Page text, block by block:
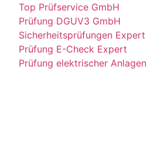
Top Prüfservice GmbH
Prüfung DGUV3 GmbH
Sicherheitsprüfungen Expert
Prüfung E-Check Expert
Prüfung elektrischer Anlagen